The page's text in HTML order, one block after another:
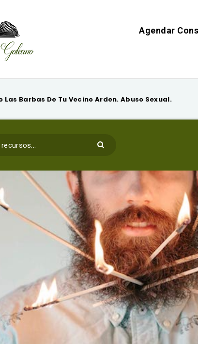
Agendar
Las Barbas De Tu Vecino Arden. Abuso Sexual.